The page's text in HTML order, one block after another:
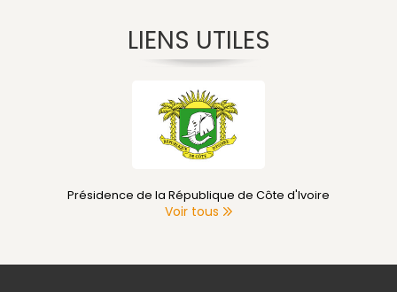
LIENS UTILES
Présidence de la République de Côte d'Ivoire
Voir tous